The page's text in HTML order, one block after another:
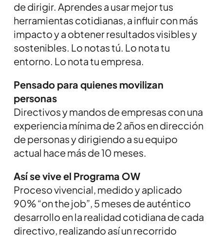
de dirigir. Aprendes a usar mejor tus
herramientas cotidianas, a influir con más
impacto y a obtener resultados visibles y
sostenibles. Lo notas tú. Lo nota tu
entorno. Lo nota tu empresa.
Pensado para quienes movilizan
personas
Directivos y mandos de empresas con una
experiencia mínima de 2 años en dirección
de personas y dirigiendo a su equipo
actual hace más de 10 meses.
Así se vive el Programa OW
Proceso vivencial, medido y aplicado
90% “on the job”, 5 meses de auténtico
desarrollo en la realidad cotidiana de cada
directivo, realizando así un recorrido